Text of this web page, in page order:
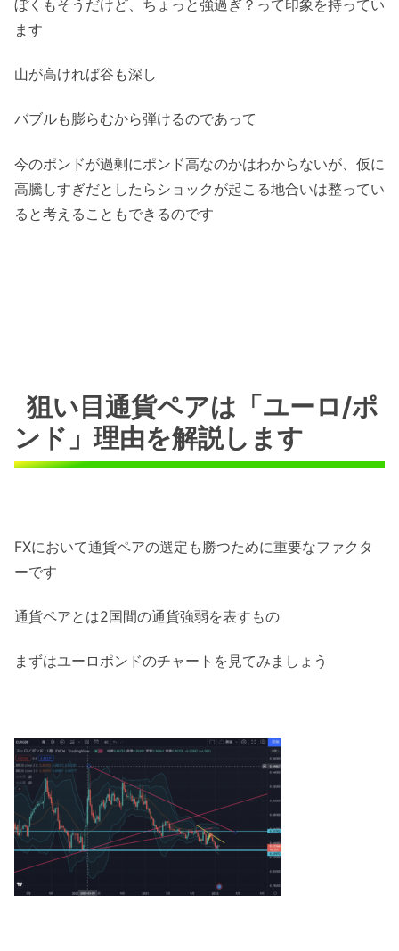
ぼくもそうだけど、ちょっと強過ぎ？って印象を持ってい
ます
山が高ければ谷も深し
バブルも膨らむから弾けるのであって
今のポンドが過剰にポンド高なのかはわからないが、仮に
高騰しすぎだとしたらショックが起こる地合いは整ってい
ると考えることもできるのです
狙い目通貨ペアは「ユーロ/ポ
ンド」理由を解説します
FXにおいて通貨ペアの選定も勝つために重要なファクタ
ーです
通貨ペアとは2国間の通貨強弱を表すもの
まずはユーロポンドのチャートを見てみましょう